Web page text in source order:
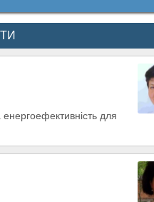
енергоефективність для